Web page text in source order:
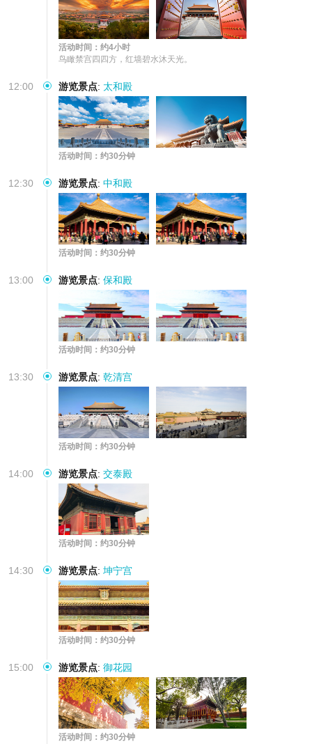
活动时间：约4小时
鸟瞰禁宫四四方，红墙碧水沐天光。
12:00 游览景点: 太和殿
活动时间：约30分钟
12:30 游览景点: 中和殿
活动时间：约30分钟
13:00 游览景点: 保和殿
活动时间：约30分钟
13:30 游览景点: 乾清宫
活动时间：约30分钟
14:00 游览景点: 交泰殿
活动时间：约30分钟
14:30 游览景点: 坤宁宫
活动时间：约30分钟
15:00 游览景点: 御花园
活动时间：约30分钟